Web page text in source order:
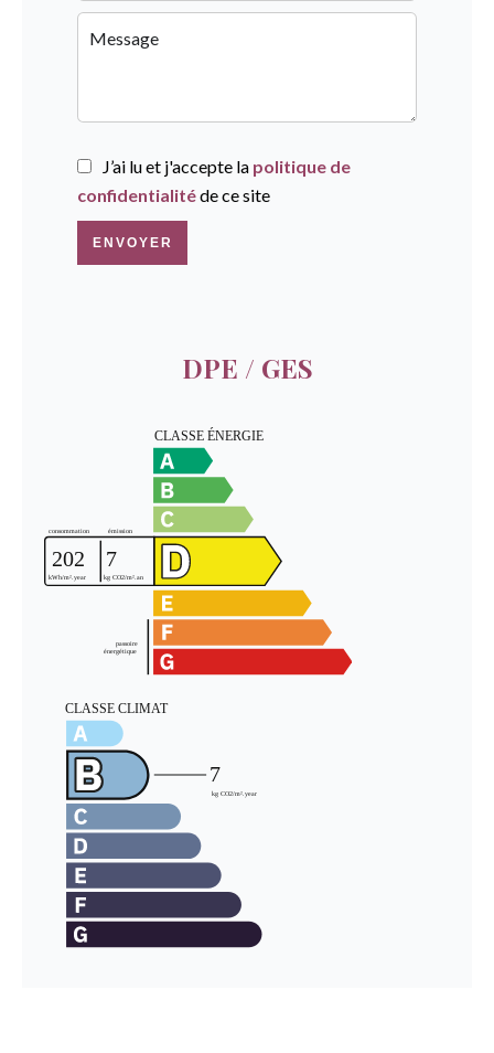
J’ai lu et j'accepte la politique de
confidentialitéde ce site
ENVOYER
DPE / GES